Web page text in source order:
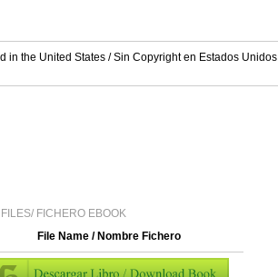
in the United States / Sin Copyright en Estados Unidos
FICHERO EBOOK
File Name / Nombre Fichero